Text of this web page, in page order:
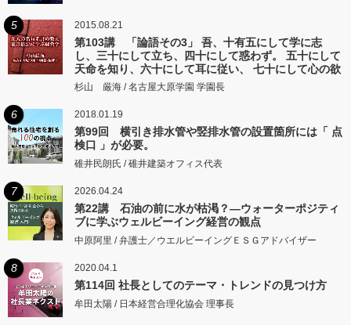
5 2015.08.21
第103講 「論語その3」 吾、十有五にして学に志
し、三十にして立ち、四十にして惑わず。 五十にして
天命を知り、六十にして耳に従い、 七十にして心の欲
するところに従いて矩をこえず。
杉山 厳海 / 名古屋大原学園 学園長
6 2018.01.19
第99回 横引き排水管や竪排水管の設置箇所には「 点
検口 」が必要。
碓井民朗氏 / 碓井建築オフィス代表
7 2026.04.24
第22講 石油の前に水が枯渇？―ウォーターポジティ
ブに学ぶウェルビーイング経営の観点
中原阿里 / 弁護士／ウエルビーイングＥＳＧアドバイザー
8 2020.04.1
第114回 社長としてのテーマ・トレンドの見つけ方
牟田太陽 / 日本経営合理化協会 理事長